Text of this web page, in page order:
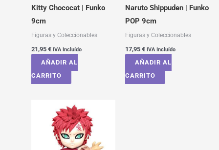
Kitty Chococat | Funko
9cm
Figuras y Coleccionables
21,95 € IVA Incluído
AÑADIR AL
CARRITO
Naruto Shippuden | Funko
POP 9cm
Figuras y Coleccionables
17,95 € IVA Incluído
AÑADIR AL
CARRITO